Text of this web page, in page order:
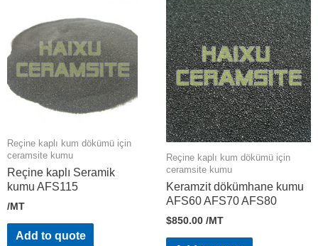
Reçine kaplı kum dökümü için
ceramsite kumu
Reçine kaplı Seramik
kumu AFS115
/MT
Add to quote
Reçine kaplı kum dökümü için
ceramsite kumu
Keramzit dökümhane kumu
AFS60 AFS70 AFS80
$850.00 /MT